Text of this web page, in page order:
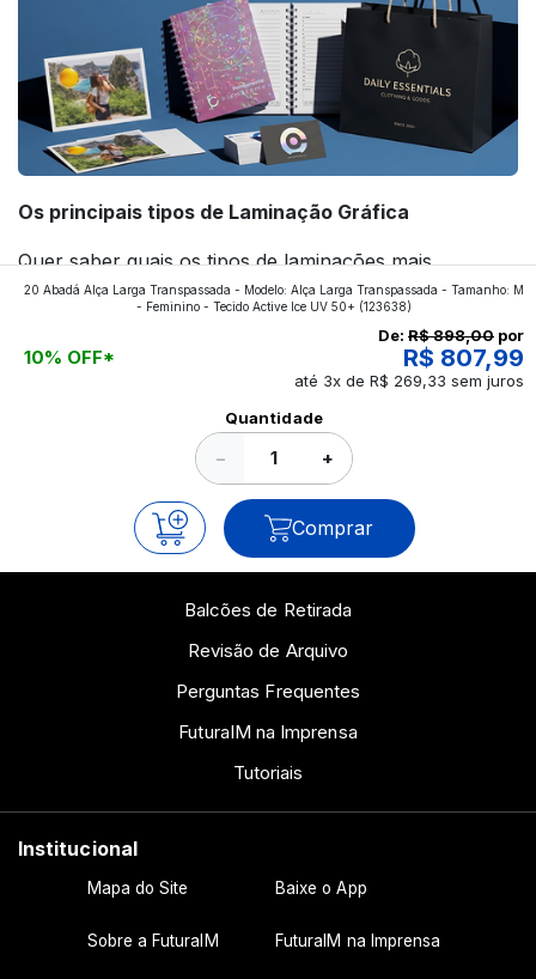
Os principais tipos de Laminação Gráfica
Quer saber quais os tipos de laminações mais
aplicados nos impressos da gráfica FuturaIM? Então,
continue a leitura que vamos revelar para você!
20 Abadá Alça Larga Transpassada - Modelo: Alça Larga Transpassada - Tamanho: M
- Feminino - Tecido Active Ice UV 50+ (123638)
10% OFF*
De: R$ 898,00 por
R$ 807,99
até 3x de R$ 269,33 sem juros
Quantidade
− +
Comprar
Balcões de Retirada
Revisão de Arquivo
Perguntas Frequentes
FuturaIM na Imprensa
Tutoriais
Institucional
Mapa do Site Baixe o App
Sobre a FuturaIM FuturaIM na Imprensa